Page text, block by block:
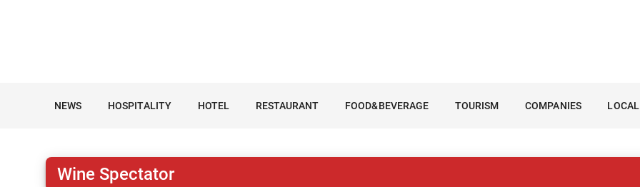
NEWS HOSPITALITY HOTEL RESTAURANT FOOD&BEVERAGE TOURISM COMPANIES
Wine Spectator